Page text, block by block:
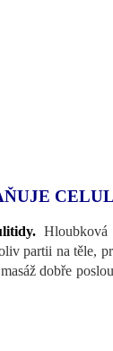
Hloubková
partii na těle,
dobře